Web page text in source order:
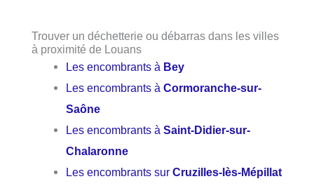
Trouver un déchetterie ou débarras dans les villes
à proximité de Louans
Les encombrants à Bey
Les encombrants àCormoranche-sur-
Saône
Les encombrants àSaint-Didier-sur-
Chalaronne
Les encombrants surCruzilles-lès-Mépillat